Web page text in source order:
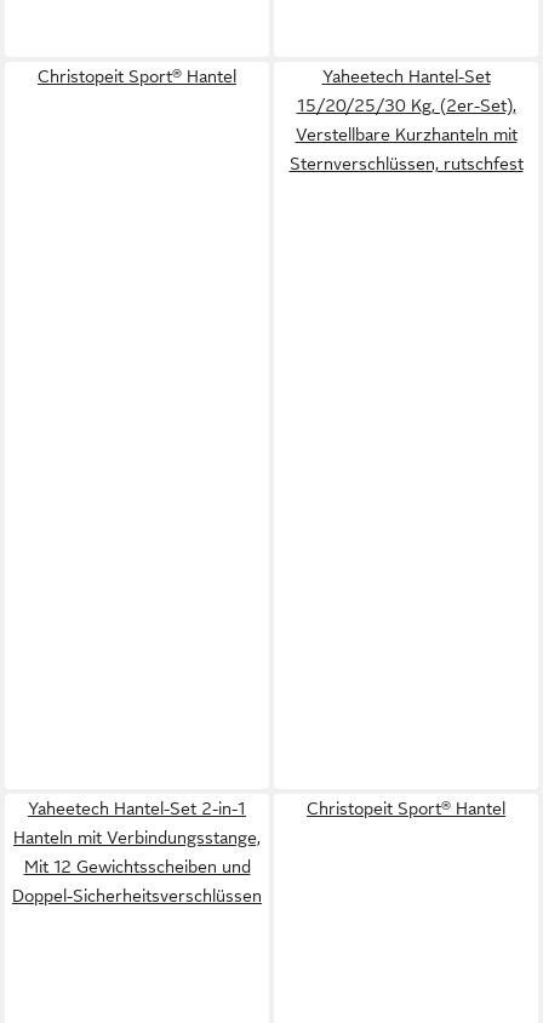
Christopeit Sport® Hantel
Yaheetech Hantel-Set
15/20/25/30 Kg, (2er-Set),
Verstellbare Kurzhanteln mit
Sternverschlüssen, rutschfest
Yaheetech Hantel-Set 2-in-1
Hanteln mit Verbindungsstange,
Mit 12 Gewichtsscheiben und
Doppel-Sicherheitsverschlüssen
Christopeit Sport® Hantel